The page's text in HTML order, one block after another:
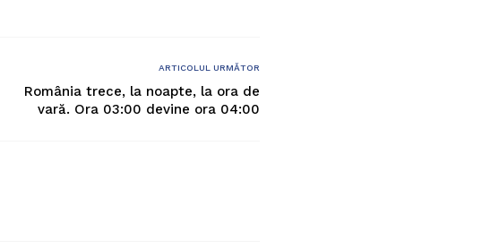
ARTICOLUL URMĂTOR
România trece, la noapte, la ora de
vară. Ora 03:00 devine ora 04:00